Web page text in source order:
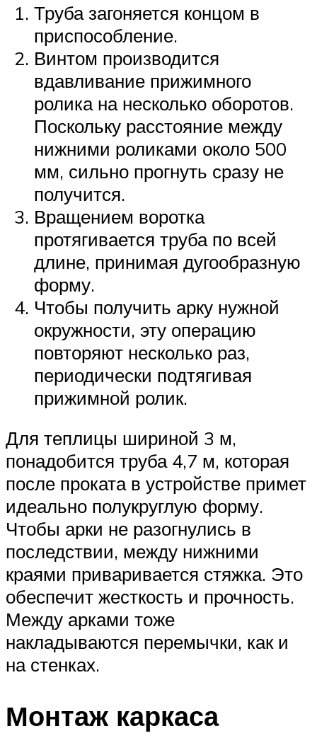
Труба загоняется концом в
приспособление.
Винтом производится
вдавливание прижимного
ролика на несколько оборотов.
Поскольку расстояние между
нижними роликами около 500
мм, сильно прогнуть сразу не
получится.
Вращением воротка
протягивается труба по всей
длине, принимая дугообразную
форму.
Чтобы получить арку нужной
окружности, эту операцию
повторяют несколько раз,
периодически подтягивая
прижимной ролик.
Для теплицы шириной 3 м,
понадобится труба 4,7 м, которая
после проката в устройстве примет
идеально полукруглую форму.
Чтобы арки не разогнулись в
последствии, между нижними
краями приваривается стяжка. Это
обеспечит жесткость и прочность.
Между арками тоже
накладываются перемычки, как и
на стенках.
Монтаж каркаса